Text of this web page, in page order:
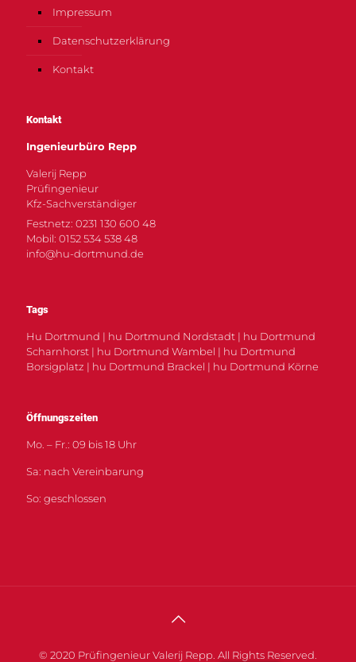
Impressum
Datenschutzerklärung
Kontakt
Kontakt
Ingenieurbüro Repp
Valerij Repp
Prüfingenieur
Kfz-Sachverständiger
Festnetz: 0231 130 600 48
Mobil: 0152 534 538 48
info@hu-dortmund.de
Tags
Hu Dortmund | hu Dortmund Nordstadt | hu Dortmund
Scharnhorst | hu Dortmund Wambel | hu Dortmund
Borsigplatz | hu Dortmund Brackel | hu Dortmund Körne
Öffnungszeiten
Mo. – Fr.: 09 bis 18 Uhr
Sa: nach Vereinbarung
So: geschlossen
© 2020 Prüfingenieur Valerij Repp. All Rights Reserved.